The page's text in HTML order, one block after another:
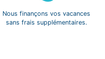
Nous finançons vos vacances
sans frais supplémentaires.